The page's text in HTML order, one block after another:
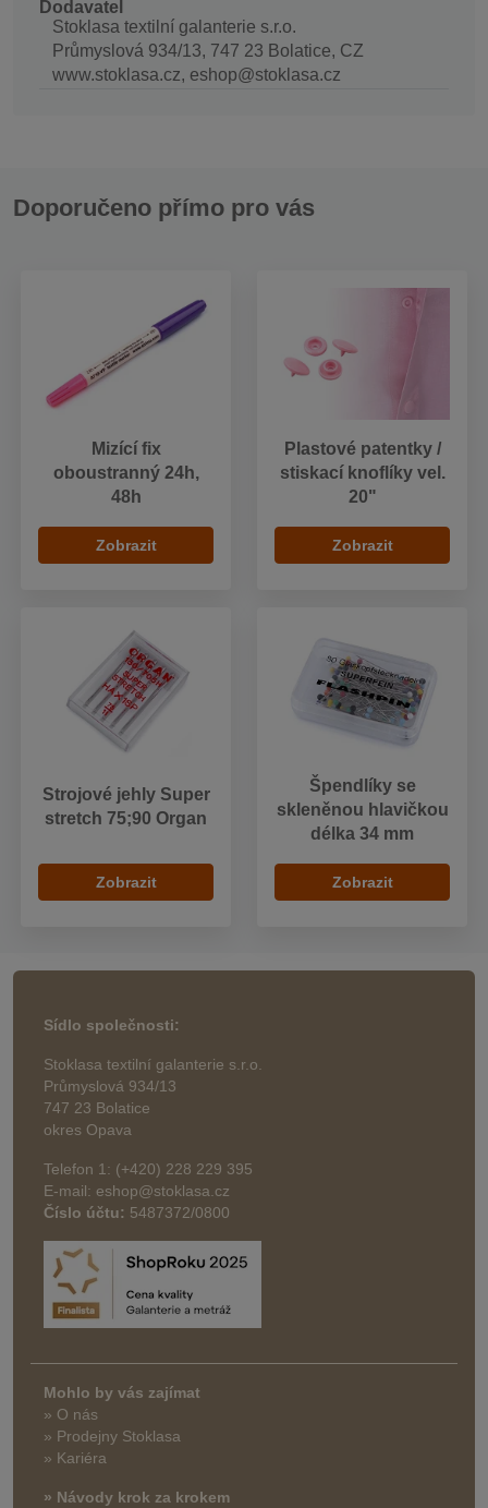
Dodavatel
Stoklasa textilní galanterie s.r.o.
Průmyslová 934/13, 747 23 Bolatice, CZ
www.stoklasa.cz, eshop@stoklasa.cz
Doporučeno přímo pro vás
Mizící fix
oboustranný 24h,
48h
Zobrazit
Plastové patentky /
stiskací knoflíky vel.
20"
Zobrazit
Strojové jehly Super
stretch 75;90 Organ
Zobrazit
Špendlíky se
skleněnou hlavičkou
délka 34 mm
Zobrazit
Sídlo společnosti:
Stoklasa textilní galanterie s.r.o.
Průmyslová 934/13
747 23 Bolatice
okres Opava
Telefon 1: (+420) 228 229 395
E-mail: eshop@stoklasa.cz
Číslo účtu: 5487372/0800
Mohlo by vás zajímat
» O nás
» Prodejny Stoklasa
» Kariéra
» Návody krok za krokem